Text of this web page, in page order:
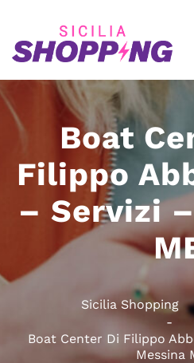
Boat
Filippo
– Servizi
Sicilia Shopping
Boat Center Di Filippo
Messina